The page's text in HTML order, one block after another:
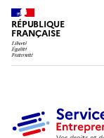
RÉPUBLIQUE
FRANÇAISE